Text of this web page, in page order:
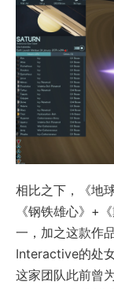
相比之下，《地
《钢铁雄心》+
一，加之这款作
Interactive的处
这家团队此前曾